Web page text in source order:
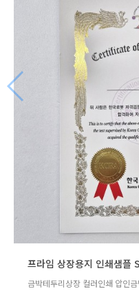
프라임 상장용지 인쇄샘플
금박테두리상장 컬러인쇄 압인